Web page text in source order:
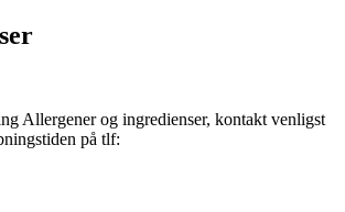
Allergener og ingredienser, kontakt venligst
på tlf: